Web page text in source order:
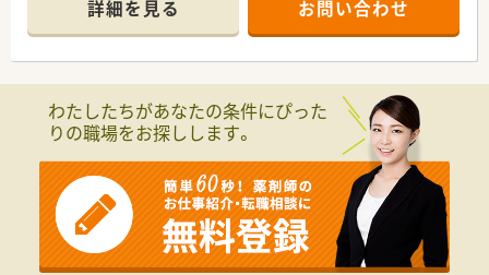
を大切にしている企業です。
■地域密着型の調剤薬局として地域活動やイベント開催に力を
入れています。
■働き方に制限のある薬剤師さん向けに準社員制度もあります
ので、気になる方はお気軽にお問合せ下さい！
詳細を見る お問い合わせ
わたしたちがあなたの条件にぴった
りの職場をお探しします。